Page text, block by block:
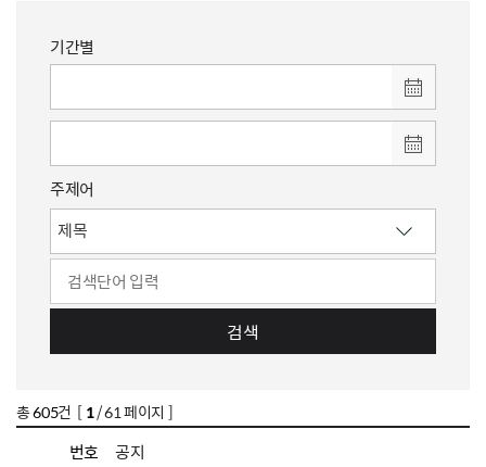
기간별
주제어
검색
총605건 [ 1/ 61 페이지 ]
번호
공지